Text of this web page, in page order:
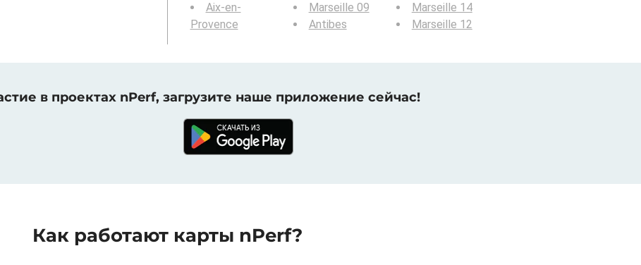
Aix-en-
Provence
Marseille 09
Antibes
Marseille 14
Marseille 12
в проектах nPerf, загрузите наше приложение сейчас!
Как работают карты nPerf?